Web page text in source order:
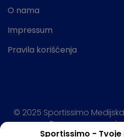
Sportissimo -
O nama
Impressum
Pravila korišćenja
© 2025 Sportissimo
Sva prava